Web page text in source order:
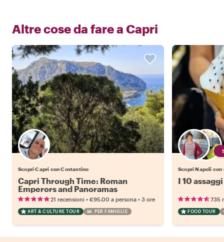
Altre cose da fare a Capri
Scopri Capri con Costantino
Capri Through Time: Roman
Emperors and Panoramas
21 recensioni • €95.00 a persona • 3 ore
ART & CULTURE TOUR PER FAMIGLIE
Scopri Napoli con
I 10
735
FOOD TOUR